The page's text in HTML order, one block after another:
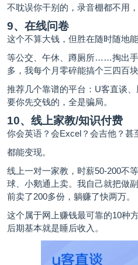
不耽误你干别的，录音棚都不用
9、在线问卷
这个不算大钱，但胜在随时随地能
等公交、午休、蹲厕所……掏出
多，我每个月零碎能搞个三四百
推荐几个靠谱的平台：U客直谈
要你先交钱的，全是骗局。
10、线上家教/知识付费
你会英语？会Excel？会吉他？甚
都能变现。
线上一对一家教，时薪50-200不
球、小鹅通上卖。我自己就把做
前卖了200多份，躺赚了快两万。
这个属于网上赚钱最可靠的10种
后期基本就是睡后收入。